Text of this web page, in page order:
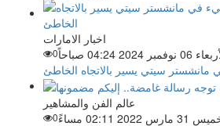
اخبار الامارات
نوفمبر 2024 04:24 صباحاً
0
سيتي يسير بالاتجاه الخاطئ
عالم الفن والمشاهير
مارس 2022 02:11 مساءً
0